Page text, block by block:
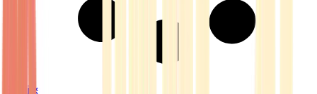
Strains